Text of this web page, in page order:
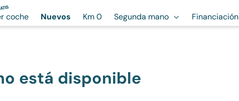
coche Nuevos Km 0 Segunda mano Financiación
está disponible